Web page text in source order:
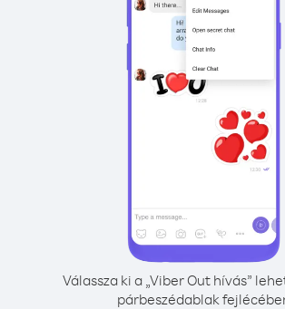
Válassza ki a „Viber Out hívás”
párbeszédablak